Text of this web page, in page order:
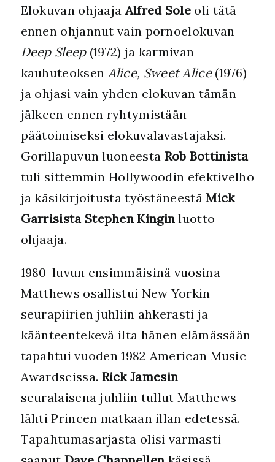
Elokuvan ohjaaja Alfred Sole oli tätä
ennen ohjannut vain pornoelokuvan
Deep Sleep(1972) ja karmivan
kauhuteoksen Alice, Sweet Alice(1976)
ja ohjasi vain yhden elokuvan tämän
jälkeen ennen ryhtymistään
päätoimiseksi elokuvalavastajaksi.
Gorillapuvun luoneesta Rob Bottinista
tuli sittemmin Hollywoodin efektivelho
ja käsikirjoitusta työstäneestäMick
Garrisista Stephen Kingin luotto-
ohjaaja.
1980-luvun ensimmäisinä vuosina
Matthews osallistui New Yorkin
seurapiirien juhliin ahkerasti ja
käänteentekevä ilta hänen elämässään
tapahtui vuoden 1982 American Music
Awardseissa. Rick Jamesin
seuralaisena juhliin tullut Matthews
lähti Princen matkaan illan edetessä.
Tapahtumasarjasta olisi varmasti